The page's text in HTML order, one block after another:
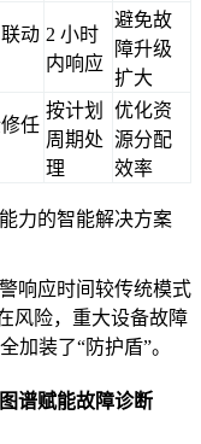
动 2 小时
内响应
避免故
障升级
扩大
任
按计划
周期处
理
优化资
源分配
效率
响应时间较传统模式
风险，重大设备故障
加装了“防护盾”。
谱赋能故障诊断